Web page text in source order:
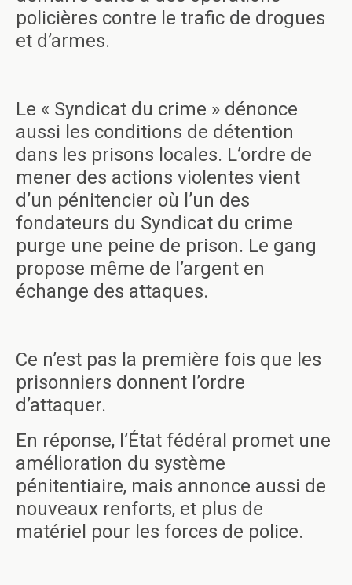
policières contre le trafic de drogues
et d’armes.
Le « Syndicat du crime » dénonce
aussi les conditions de détention
dans les prisons locales. L’ordre de
mener des actions violentes vient
d’un pénitencier où l’un des
fondateurs du Syndicat du crime
purge une peine de prison. Le gang
propose même de l’argent en
échange des attaques.
Ce n’est pas la première fois que les
prisonniers donnent l’ordre
d’attaquer.
En réponse, l’État fédéral promet une
amélioration du système
pénitentiaire, mais annonce aussi de
nouveaux renforts, et plus de
matériel pour les forces de police.